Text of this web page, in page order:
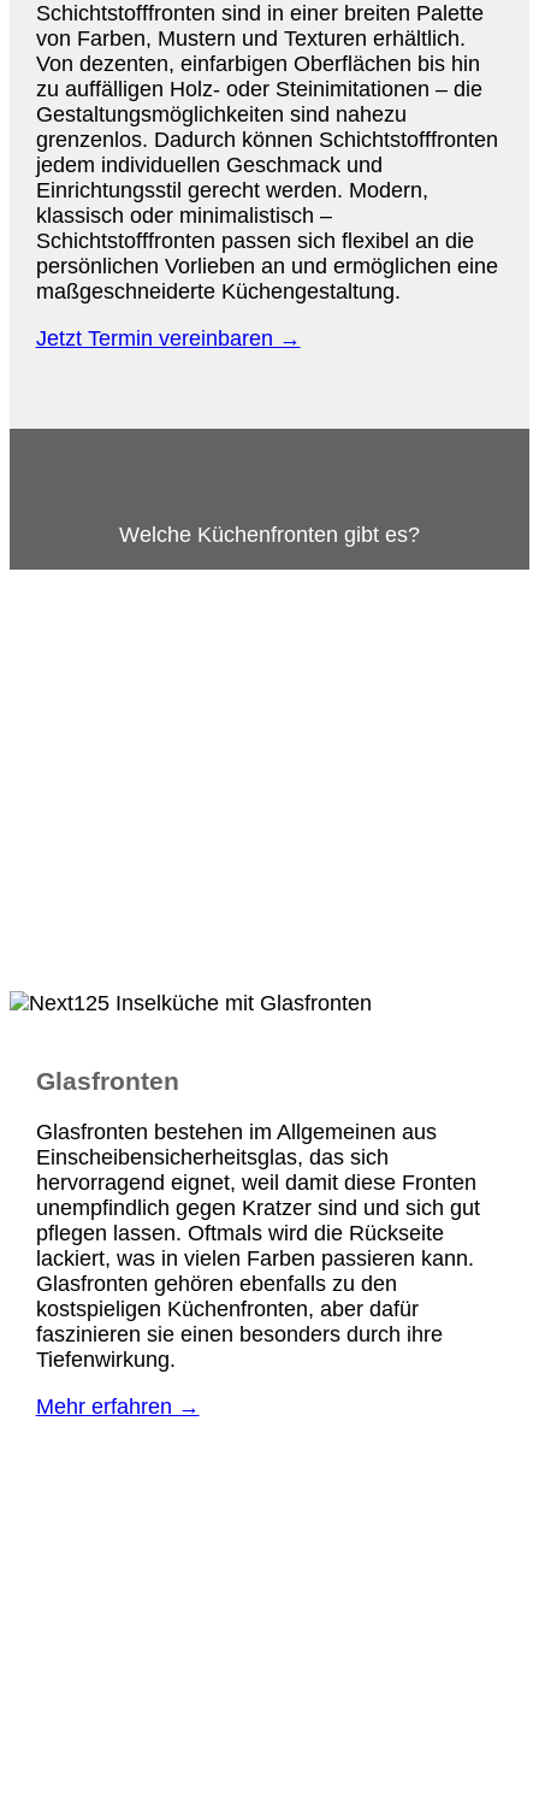
Schichtstofffronten sind in einer breiten Palette
von Farben, Mustern und Texturen erhältlich.
Von dezenten, einfarbigen Oberflächen bis hin
zu auffälligen Holz- oder Steinimitationen – die
Gestaltungsmöglichkeiten sind nahezu
grenzenlos. Dadurch können Schichtstofffronten
jedem individuellen Geschmack und
Einrichtungsstil gerecht werden. Modern,
klassisch oder minimalistisch –
Schichtstofffronten passen sich flexibel an die
persönlichen Vorlieben an und ermöglichen eine
maßgeschneiderte Küchengestaltung.
Jetzt Termin vereinbaren →
Welche Küchenfronten gibt es?
Glasfronten
Glasfronten bestehen im Allgemeinen aus
Einscheibensicherheitsglas, das sich
hervorragend eignet, weil damit diese Fronten
unempfindlich gegen Kratzer sind und sich gut
pflegen lassen. Oftmals wird die Rückseite
lackiert, was in vielen Farben passieren kann.
Glasfronten gehören ebenfalls zu den
kostspieligen Küchenfronten, aber dafür
faszinieren sie einen besonders durch ihre
Tiefenwirkung.
Mehr erfahren →